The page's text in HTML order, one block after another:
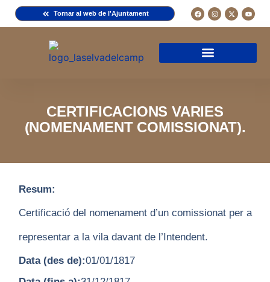
Tornar al web de l'Ajuntament
CERTIFICACIONS VARIES
(NOMENAMENT COMISSIONAT).
Resum:
Certificació del nomenament d’un comissionat per a
representar a la vila davant de l’Intendent.
Data (des de):01/01/1817